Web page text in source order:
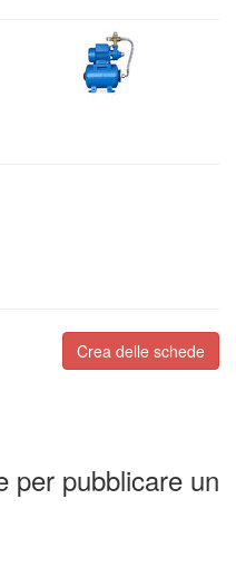
Crea delle schede
per pubblicare un